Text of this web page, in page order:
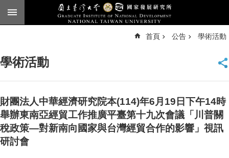
跳到主要內容區塊
臺
頁
English
公
告
首頁 公告 學術活動
學術活動
財團法人中華經濟研究院本(114)年6月19日下午14時
舉辦東南亞經貿工作推廣平臺第十九次會議「川普關
稅政策—對新南向國家與台灣經貿合作的影響」視訊
研討會